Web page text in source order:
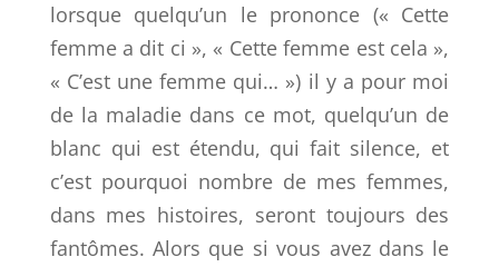
lorsque quelqu’un le prononce (« Cette
femme a dit ci », « Cette femme est cela »,
« C’est une femme qui… ») il y a pour moi
de la maladie dans ce mot, quelqu’un de
blanc qui est étendu, qui fait silence, et
c’est pourquoi nombre de mes femmes,
dans mes histoires, seront toujours des
fantômes. Alors que si vous avez dans le